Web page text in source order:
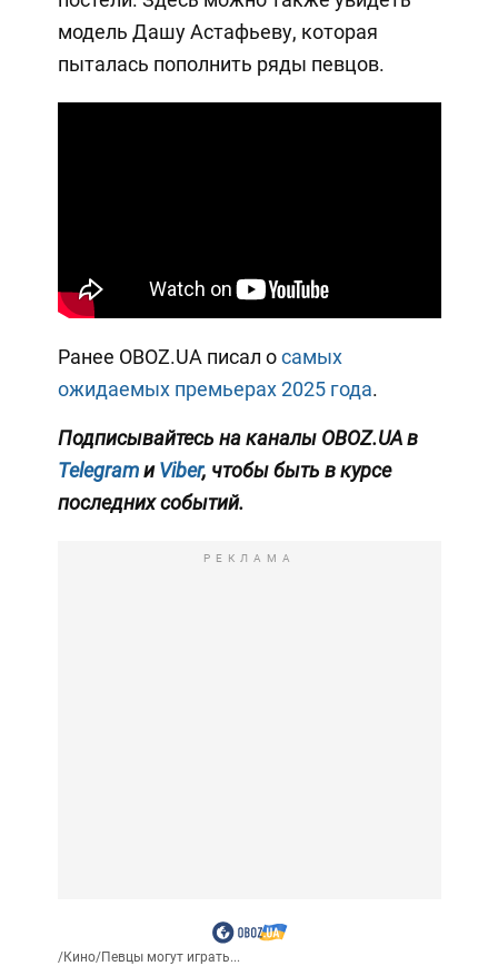
модель Дашу Астафьеву, которая
пыталась пополнить ряды певцов.
Ранее OBOZ.UA писал осамых
ожидаемых премьерах 2025 года.
Подписывайтесь на каналы OBOZ.UA в
TelegramиViber, чтобы быть в курсе
последних событий.
РЕКЛАМА
/Кино/Певцы могут играть...